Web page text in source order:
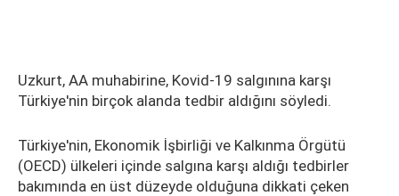
Uzkurt, AA muhabirine, Kovid-19 salgınına karşı
Türkiye'nin birçok alanda tedbir aldığını söyledi.
Türkiye'nin, Ekonomik İşbirliği ve Kalkınma Örgütü
(OECD) ülkeleri içinde salgına karşı aldığı tedbirler
bakımında en üst düzeyde olduğuna dikkati çeken